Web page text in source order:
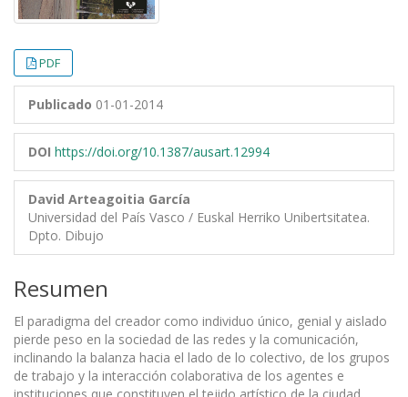
PDF
Publicado 01-01-2014
DOI https://doi.org/10.1387/ausart.12994
David Arteagoitia García
Universidad del País Vasco / Euskal Herriko Unibertsitatea.
Dpto. Dibujo
Resumen
El paradigma del creador como individuo único, genial y aislado
pierde peso en la sociedad de las redes y la comunicación,
inclinando la balanza hacia el lado de lo colectivo, de los grupos
de trabajo y la interacción colaborativa de los agentes e